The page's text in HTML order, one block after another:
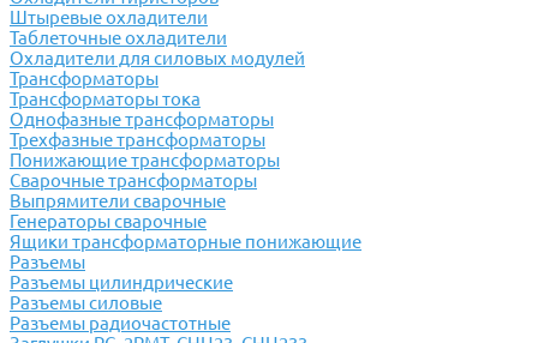
Штыревые охладители
Таблеточные охладители
Охладители для силовых модулей
Трансформаторы
Трансформаторы тока
Однофазные трансформаторы
Трехфазные трансформаторы
Понижающие трансформаторы
Сварочные трансформаторы
Выпрямители сварочные
Генераторы сварочные
Ящики трансформаторные понижающие
Разъемы
Разъемы цилиндрические
Разъемы силовые
Разъемы радиочастотные